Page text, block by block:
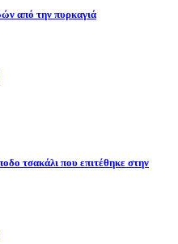
από την πυρκαγιά
τσακάλι που επιτέθηκε στην